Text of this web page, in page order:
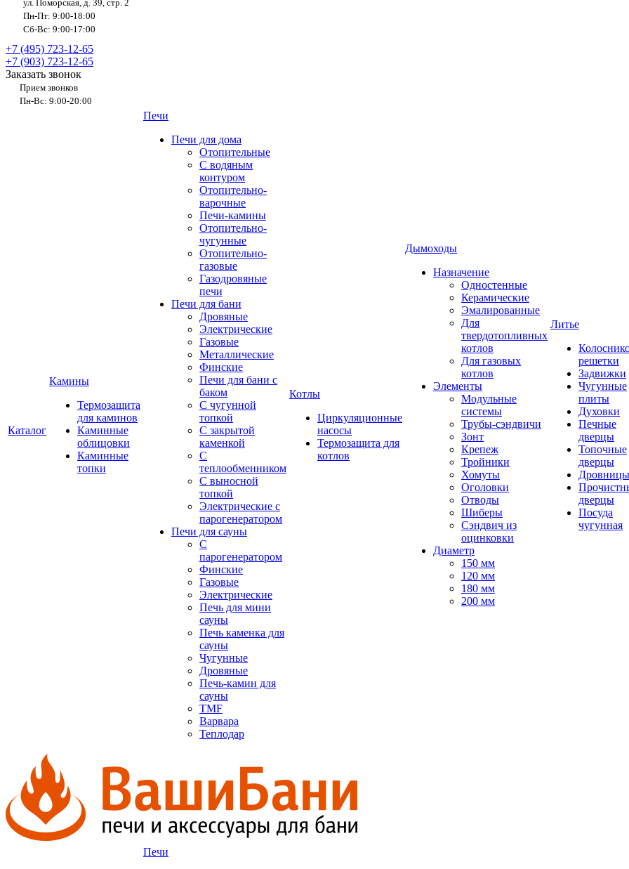
ул. Поморская, д. 39, стр. 2
Пн-Пт: 9:00-18:00
Сб-Вс: 9:00-17:00
+7 (495) 723-12-65
+7 (903) 723-12-65
Заказать звонок
Прием звонков
Пн-Вс: 9:00-20:00
Каталог
Камины
Термозащита
для каминов
Каминные
облицовки
Каминные
топки
Печи
Печи для дома
Отопительные
C водяным
контуром
Отопительно-
варочные
Печи-камины
Отопительно-
чугунные
Отопительно-
газовые
Газодровяные
печи
Печи для бани
Дровяные
Электрические
Газовые
Металлические
Финские
Печи для бани с
баком
С чугунной
топкой
С закрытой
каменкой
С
теплообменником
С выносной
топкой
Электрические с
парогенератором
Печи для сауны
С
парогенератором
Финские
Газовые
Электрические
Печь для мини
сауны
Печь каменка для
сауны
Чугунные
Дровяные
Печь-камин для
сауны
TMF
Варвара
Теплодар
Котлы
Циркуляционные
насосы
Термозащита для
котлов
Дымоходы
Назначение
Одностенные
Керамические
Эмалированные
Для
твердотопливных
котлов
Для газовых
котлов
Элементы
Модульные
системы
Трубы-сэндвичи
Зонт
Крепеж
Тройники
Хомуты
Оголовки
Отводы
Шиберы
Сэндвич из
оцинковки
Диаметр
150 мм
120 мм
180 мм
200 мм
Литье
решетки
Задвижки
Чугунные
плиты
Духовки
Печные
дверцы
Топочные
дверцы
Дровницы
дверцы
Посуда
чугунная
Печи